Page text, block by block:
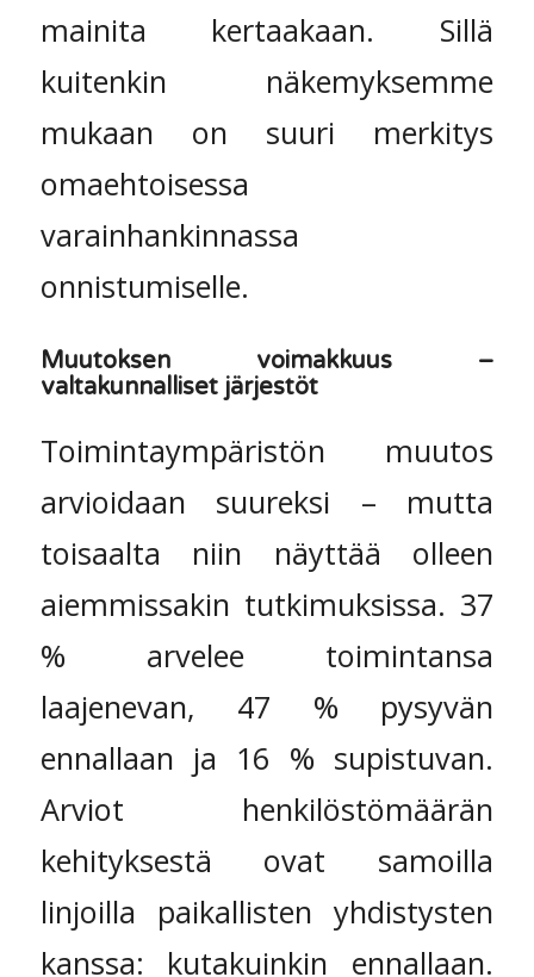
mainita kertaakaan. Sillä
kuitenkin näkemyksemme
mukaan on suuri merkitys
omaehtoisessa
varainhankinnassa
onnistumiselle.
Muutoksen voimakkuus –
valtakunnalliset järjestöt
Toimintaympäristön muutos
arvioidaan suureksi – mutta
toisaalta niin näyttää olleen
aiemmissakin tutkimuksissa. 37
% arvelee toimintansa
laajenevan, 47 % pysyvän
ennallaan ja 16 % supistuvan.
Arviot henkilöstömäärän
kehityksestä ovat samoilla
linjoilla paikallisten yhdistysten
kanssa: kutakuinkin ennallaan.